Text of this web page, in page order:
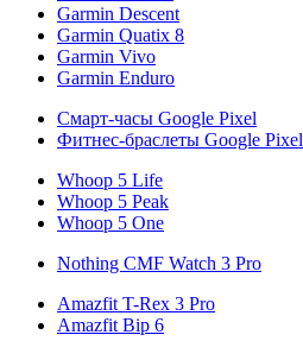
Garmin Descent
Garmin Quatix 8
Garmin Vivo
Garmin Enduro
Смарт-часы Google Pixel
Фитнес-браслеты Google Pixel
Whoop 5 Life
Whoop 5 Peak
Whoop 5 One
Nothing CMF Watch 3 Pro
Amazfit T-Rex 3 Pro
Amazfit Bip 6